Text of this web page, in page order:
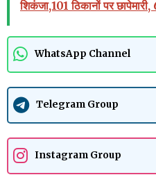
शिकंजा,101 ठिकानों पर
WhatsApp Channel
Telegram Group
Instagram Group